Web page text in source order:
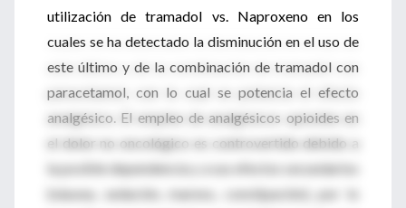
utilización de tramadol vs. Naproxeno en los
cuales se ha detectado la disminución en el uso de
este último y de la combinación de tramadol con
paracetamol, con lo cual se potencia el efecto
analgésico. El empleo de analgésicos opioides en
el dolor no oncológico es controvertido debido a
la posible dependencia y a sus efectos secundarios
(náusea, sedación, mareos, constipación), por lo